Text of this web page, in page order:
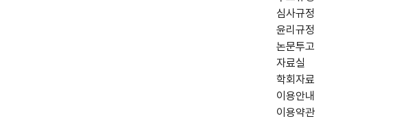
심사규정
윤리규정
논문투고
자료실
학회자료
이용안내
이용약관